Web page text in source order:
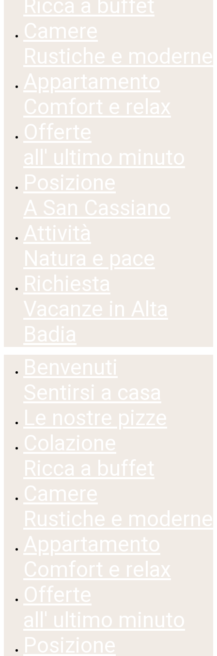
Ricca a buffet
Camere
Rustiche e moderne
Appartamento
Comfort e relax
Offerte
all' ultimo minuto
Posizione
A San Cassiano
Attività
Natura e pace
Richiesta
Vacanze in Alta
Badia
Benvenuti
Sentirsi a casa
Le nostre pizze
Colazione
Ricca a buffet
Camere
Rustiche e moderne
Appartamento
Comfort e relax
Offerte
all' ultimo minuto
Posizione